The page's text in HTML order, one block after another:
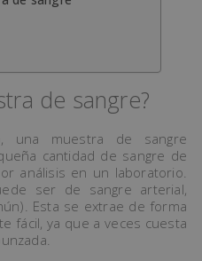
de sangre?
una muestra de sangre
cantidad de sangre de
análisis en un laboratorio.
ser de sangre arterial,
Esta se extrae de forma
fácil, ya que a veces cuesta